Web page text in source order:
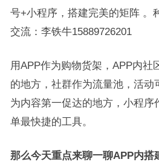
号+小程序，搭建完美的矩阵 。
交流：李铁牛15889726201
用APP作为购物货架，APP内社
的地方，社群作为流量池，活动
为内容第一促达的地方，小程序
单最快捷的工具。
那么今天重点来聊一聊APP内搭